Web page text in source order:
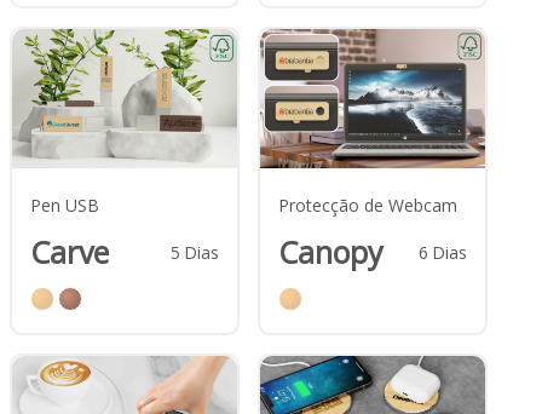
Pen USB
Carve 5 Dias
Protecção de Webcam
Canopy 6 Dias